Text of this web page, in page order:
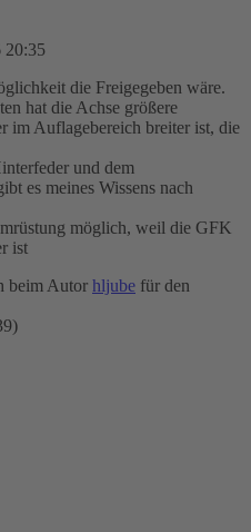
20:35
die Freigegeben wäre.
hat die Achse größere
im Auflagebereich breiter ist, die
und dem
es meines Wissens nach
möglich, weil die GFK
ist
beim Autor hljube für den